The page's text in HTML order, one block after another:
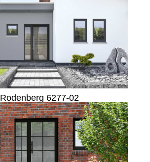
Rodenberg 6277-02